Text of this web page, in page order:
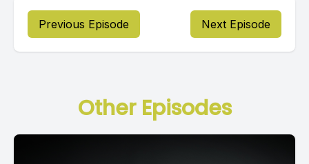
Previous Episode Next Episode
Other Episodes